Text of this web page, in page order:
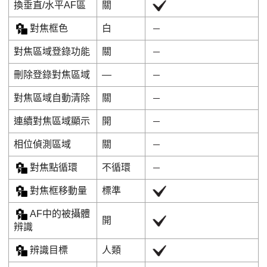
換垂直/水平AF區 關
對焦框色 白
對焦區域登錄功能 關
刪除登錄對焦區域 ―
對焦區域自動清除 關
連續對焦區域顯示 開
相位偵測區域 關
對焦點循環 不循環
對焦框移動量 標準
AF中的被攝體
辨識
開
辨識目標 人類